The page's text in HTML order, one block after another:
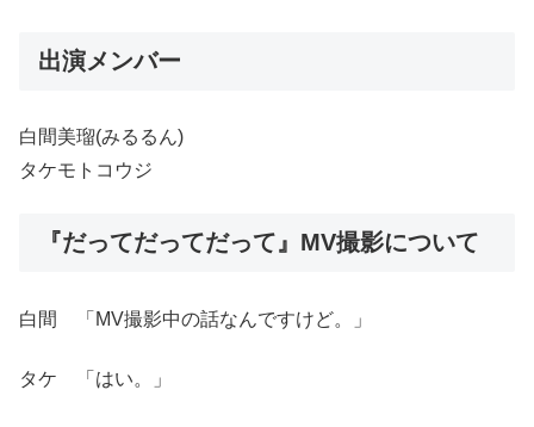
出演メンバー
白間美瑠(みるるん)
タケモトコウジ
『だってだってだって』MV撮影について
白間 「MV撮影中の話なんですけど。」
タケ 「はい。」